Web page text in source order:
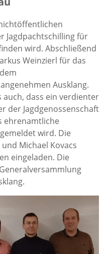
Jagdpachtschilling für
wird. Abschließend
Weinzierl für das
Ausklang.
auch, dass ein verdienter
der Jagdgenossenschaft
ehrenamtliche
wird. Die
Michael Kovacs
eingeladen. Die